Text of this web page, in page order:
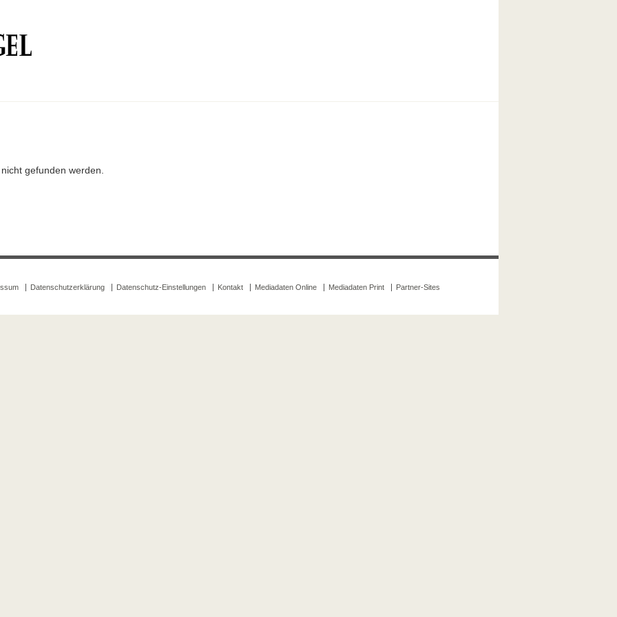
gefunden werden.
Datenschutzerklärung Datenschutz-Einstellungen Kontakt Mediadaten Online Mediadaten Print Partner-Sites